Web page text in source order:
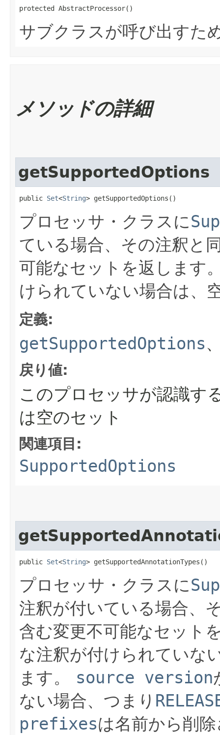
protected AbstractProcessor()
サブクラスが呼び出すた
メソッドの詳細
getSupportedOptions
public Set<String> getSupportedOptions()
プロセッサ・クラスに
ている場合、その注釈と
可能なセットを返します
けられていない場合は、
定義:
getSupportedOptions
戻り値:
このプロセッサが認識す
は空のセット
関連項目:
SupportedOptions
public Set<String> getSupportedAnnotationTypes()
プロセッサ・クラスに
注釈が付いている場合、
含む変更不可能なセット
な注釈が付けられていな
ます。
source version
ない場合、つまり
prefixesは名前から削